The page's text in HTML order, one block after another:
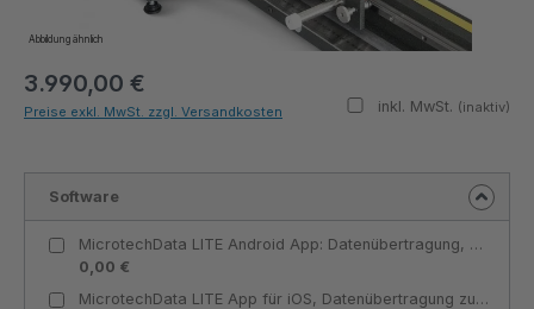
Abbildung ähnlich
3.990,00 €
inkl. MwSt. (inaktiv)
Preise exkl. MwSt. zzgl. Versandkosten
Software
MicrotechData LITE Android App: Datenübertragung, bis zu 8 Instrumente, CSV/XLS/Graph, Go/NoGo, Sprachmodus — Microtech Metrology
0,00 €
MicrotechData LITE App für iOS, Datenübertragung zu DataMet/WIRELESS, 8 Verbindungen, CSV‑Export - Microtech Metrology